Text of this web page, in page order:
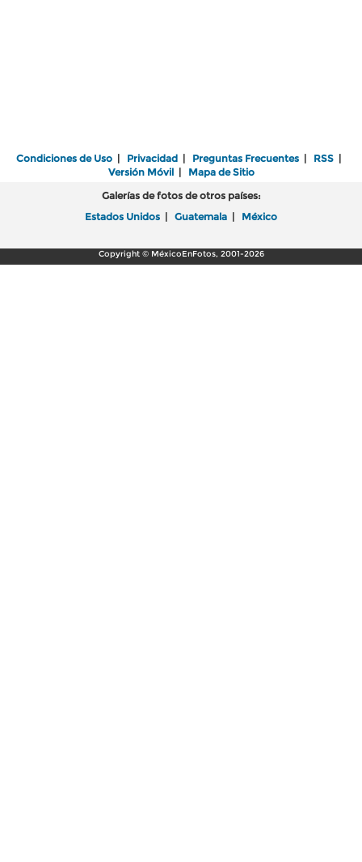
Condiciones de Uso | Privacidad | Preguntas Frecuentes | RSS |
Versión Móvil| Mapa de Sitio
Galerías de fotos de otros países:
Estados Unidos | Guatemala | México
Copyright © MéxicoEnFotos, 2001-2026